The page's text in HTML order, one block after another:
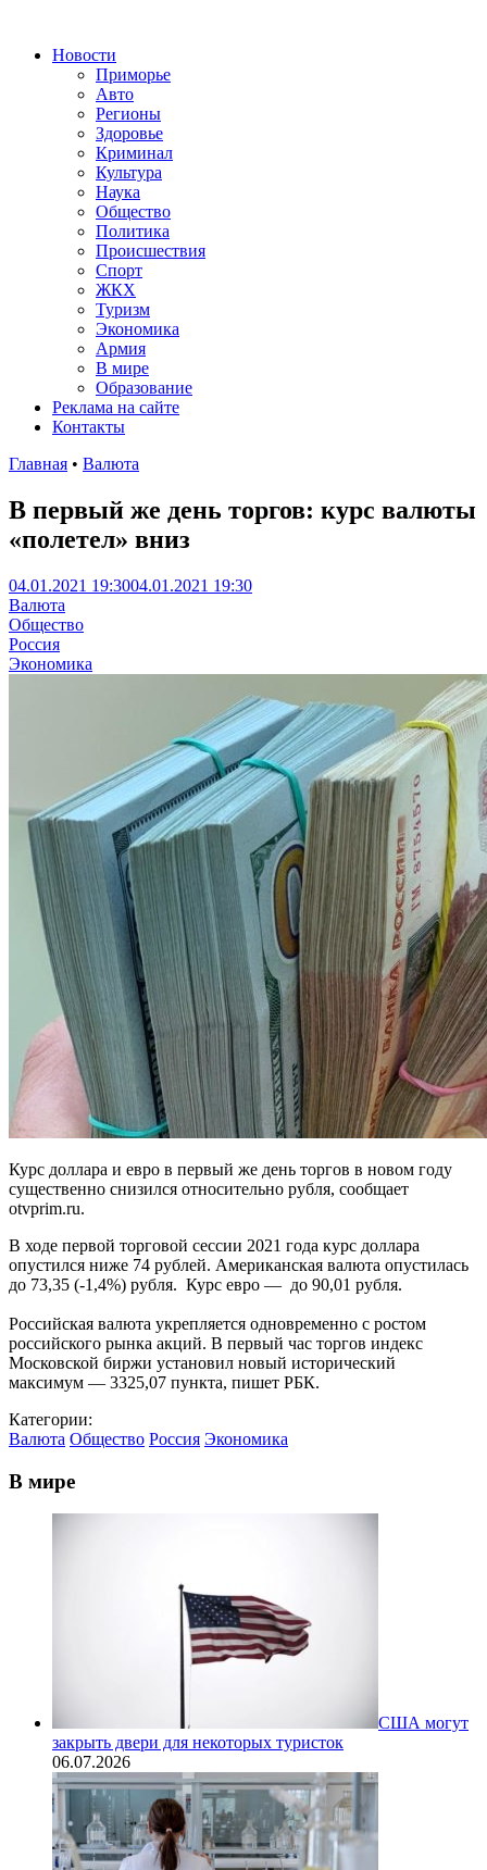
Новости
Приморье
Авто
Регионы
Здоровье
Криминал
Культура
Наука
Общество
Политика
Происшествия
Спорт
ЖКХ
Туризм
Экономика
Армия
В мире
Образование
Реклама на сайте
Контакты
Главная • Валюта
В первый же день торгов: курс валюты
«полетел» вниз
04.01.2021 19:3004.01.2021 19:30
Валюта
Общество
Россия
Экономика
Курс доллара и евро в первый же день торгов в новом году
существенно снизился относительно рубля, сообщает
otvprim.ru.
В ходе первой торговой сессии 2021 года курс доллара
опустился ниже 74 рублей. Американская валюта опустилась
до 73,35 (-1,4%) рубля. Курс евро — до 90,01 рубля.
Российская валюта укрепляется одновременно с ростом
российского рынка акций. В первый час торгов индекс
Московской биржи установил новый исторический
максимум — 3325,07 пункта, пишет РБК.
Категории:
Валюта Общество Россия Экономика
В мире
США могут
закрыть двери для некоторых туристок
06.07.2026